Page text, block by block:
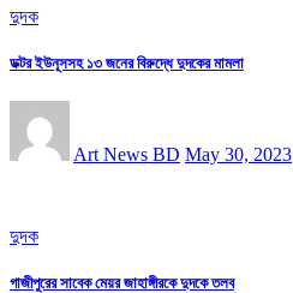
দুদক
ডক্টর ইউনূসসহ ১৩ জনের বিরুদ্ধে দুদকের মামলা
Art News BD May 30, 2023
দুদক
গাজীপুরের সাবেক মেয়র জাহাঙ্গীরকে দুদকে তলব